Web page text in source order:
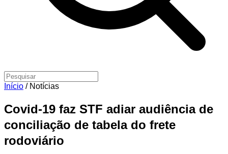
Início / Notícias
Covid-19 faz STF adiar audiência de
conciliação de tabela do frete
rodoviário